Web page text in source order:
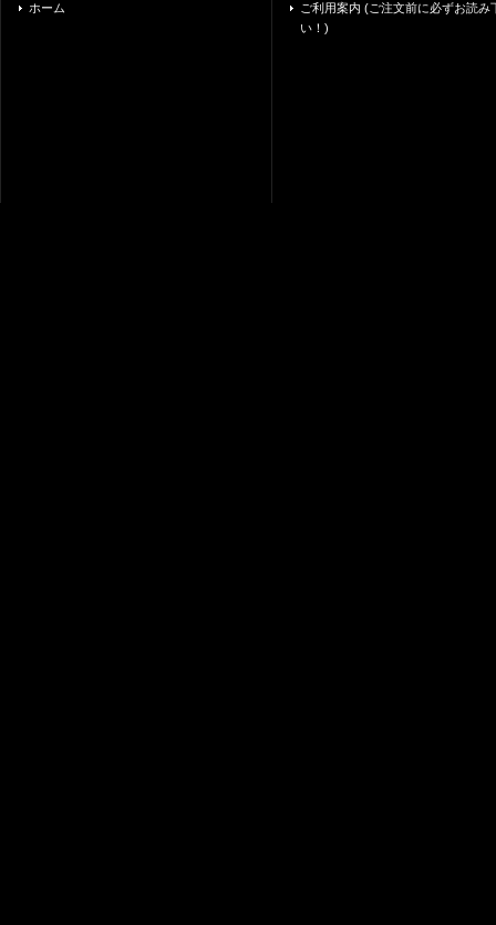
ホーム
ご利用案内 (ご注文前に必ずお読み
い！)